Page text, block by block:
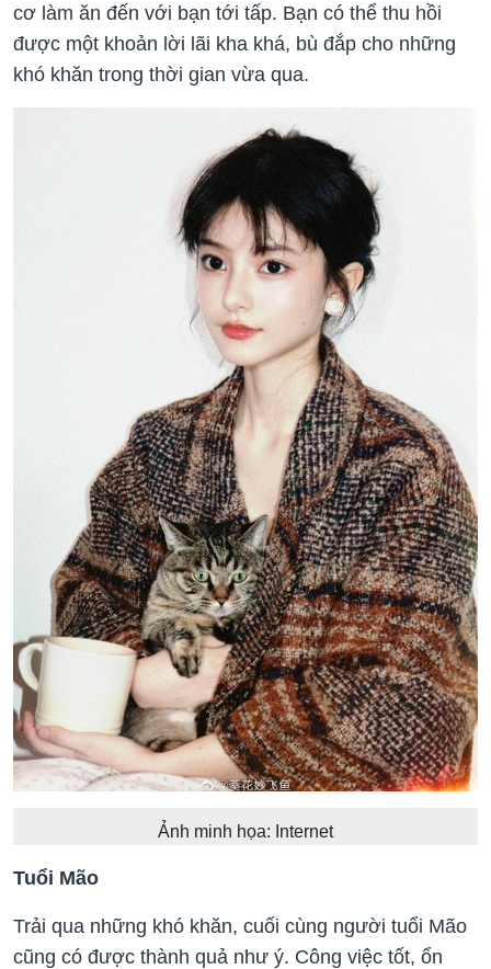
cơ làm ăn đến với bạn tới tấp. Bạn có thể thu hồi
được một khoản lời lãi kha khá, bù đắp cho những
khó khăn trong thời gian vừa qua.
Ảnh minh họa: Internet
Tuổi Mão
Trải qua những khó khăn, cuối cùng người tuổi Mão
cũng có được thành quả như ý. Công việc tốt, ổn